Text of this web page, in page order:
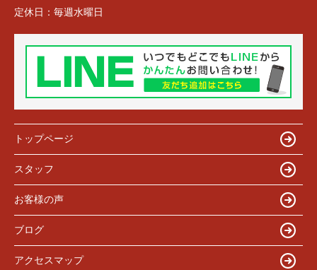
定休日： 毎週水曜日
トップページ
スタッフ
お客様の声
ブログ
アクセスマップ